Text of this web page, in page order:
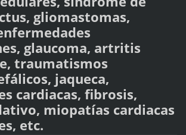
gliomastomas,
glaucoma, artritis
traumatismos
jaqueca,
cardiacas, fibrosis,
miopatías cardiacas
etc.